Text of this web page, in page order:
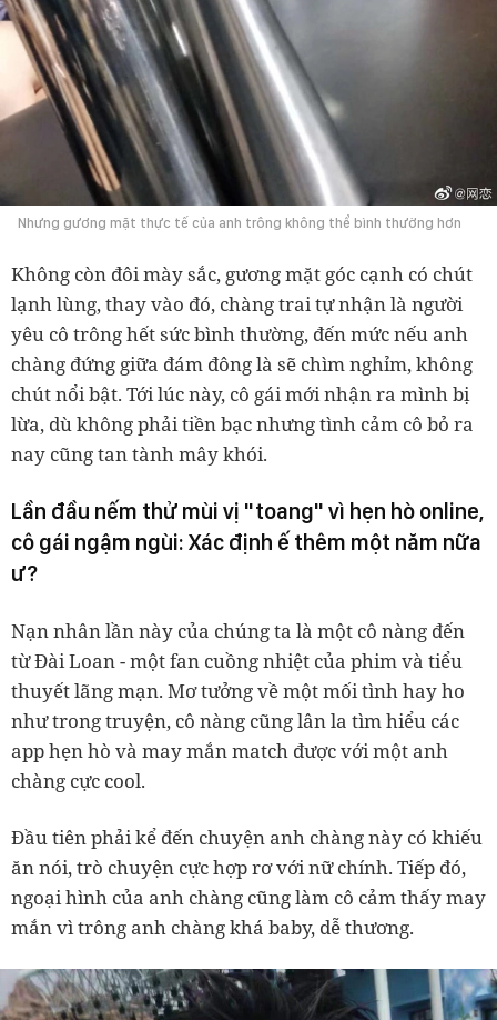
Nhưng gương mặt thực tế của anh trông không thể bình thường hơn
Không còn đôi mày sắc, gương mặt góc cạnh có chút
lạnh lùng, thay vào đó, chàng trai tự nhận là người
yêu cô trông hết sức bình thường, đến mức nếu anh
chàng đứng giữa đám đông là sẽ chìm nghỉm, không
chút nổi bật. Tới lúc này, cô gái mới nhận ra mình bị
lừa, dù không phải tiền bạc nhưng tình cảm cô bỏ ra
nay cũng tan tành mây khói.
Lần đầu nếm thử mùi vị "toang" vì hẹn hò online,
cô gái ngậm ngùi: Xác định ế thêm một năm nữa
ư?
Nạn nhân lần này của chúng ta là một cô nàng đến
từ Đài Loan - một fan cuồng nhiệt của phim và tiểu
thuyết lãng mạn. Mơ tưởng về một mối tình hay ho
như trong truyện, cô nàng cũng lân la tìm hiểu các
app hẹn hò và may mắn match được với một anh
chàng cực cool.
Đầu tiên phải kể đến chuyện anh chàng này có khiếu
ăn nói, trò chuyện cực hợp rơ với nữ chính. Tiếp đó,
ngoại hình của anh chàng cũng làm cô cảm thấy may
mắn vì trông anh chàng khá baby, dễ thương.